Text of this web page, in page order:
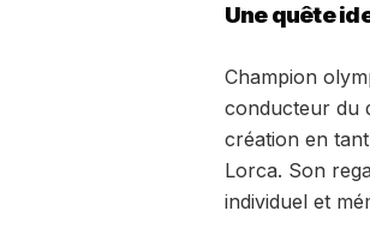
Une quête
Champion
conducteur du
création en
Lorca. Son
individuel et